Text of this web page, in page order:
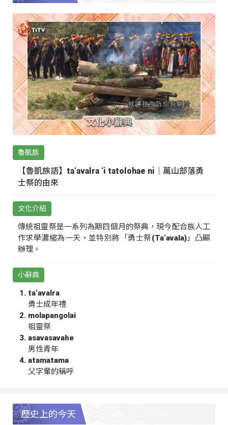
魯凱族
【魯凱族語】ta‘avalra ‘i tatolohae ni｜萬山部落勇
士祭的由來
文化介紹
傳統祖靈祭是一系列為期四個月的祭典，現今配合族人工
作求學濃縮為一天，並特別將「勇士祭(Ta‘avala)」凸顯
辦理。
小辭典
ta‘avalra
勇士成年禮
molapangolai
祖靈祭
asavasavahe
男性青年
atamatama
父字輩的稱呼
歷史上的今天